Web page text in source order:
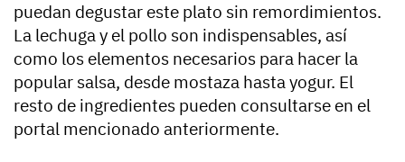
puedan degustar este plato sin remordimientos.
La lechuga y el pollo son indispensables, así
como los elementos necesarios para hacer la
popular salsa, desde mostaza hasta yogur. El
resto de ingredientes pueden consultarse en el
portal mencionado anteriormente.